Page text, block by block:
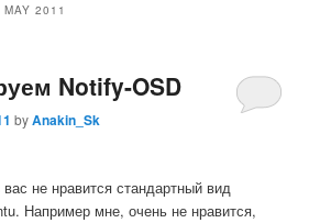
MAY 2011
Notify-OSD
byAnakin_Sk
не нравится стандартный вид
Например мне, очень не нравится,